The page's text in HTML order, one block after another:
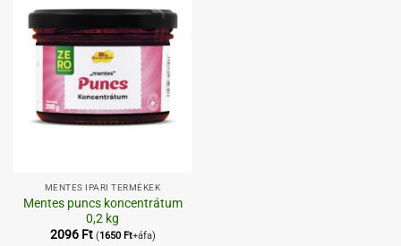
MENTES IPARI TERMÉKEK
Mentes puncs koncentrátum
0,2 kg
2096 Ft (1650 Ft+áfa)